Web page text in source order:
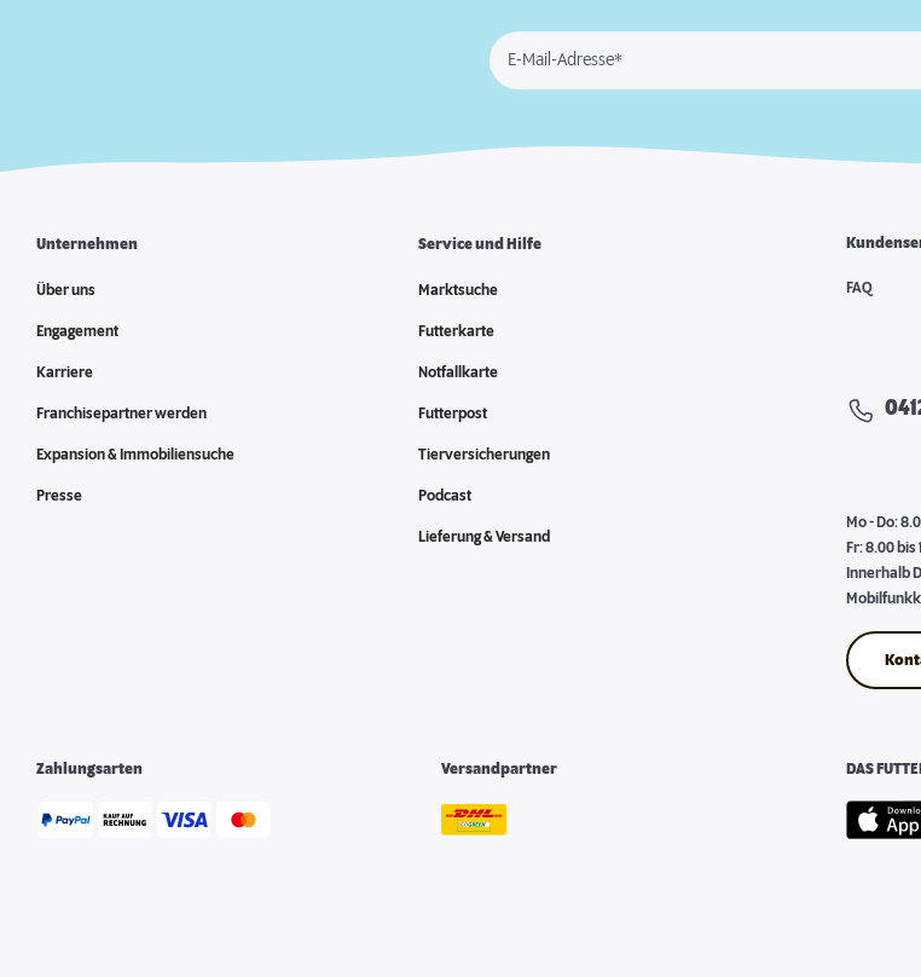
E-Mail-Adresse*
Unternehmen
Über uns
Engagement
Karriere
Franchisepartner werden
Expansion & Immobiliensuche
Presse
Service und Hilfe
Marktsuche
Futterkarte
Notfallkarte
Futterpost
Tierversicherungen
Podcast
Lieferung & Versand
FAQ
Mo - Do:
Fr: 8.00 bis
Innerhalb
Zahlungsarten Versandpartner DAS